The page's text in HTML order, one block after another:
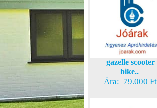
gazelle scooter
bike..
Ára: 79.000 Ft